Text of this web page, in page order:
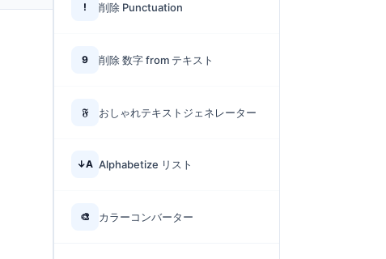
! 削除 Punctuation
9 削除 数字 from テキスト
𝔉 おしゃれテキストジェネレーター
↓A Alphabetize リスト
🎨 カラーコンバーター